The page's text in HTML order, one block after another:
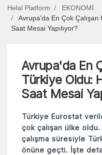
Helal Platform
EKONOMİ
Avrupa'da En Çok
Saat Mesai Yapılıyor?
Avrupa'da En
Türkiye Oldu:
Saat Mesai
Türkiye Eurostat
çok çalışan ülke
çalışma süresiyle
önüne geçti. İşte